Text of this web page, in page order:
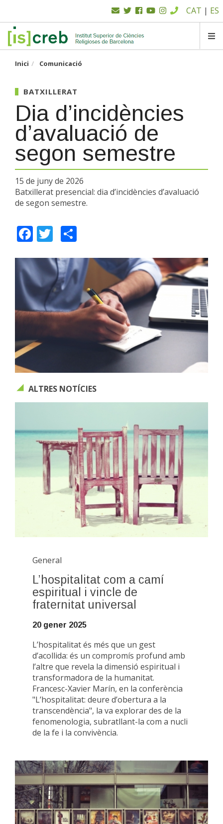
contingut
superior
SK
CAT | ES
Inici Comunicació
BATXILLERAT
Dia d’incidències
d’avaluació de
segon semestre
15 de juny de 2026
Batxillerat presencial: dia d’incidències d’avaluació
de segon semestre.
Facebook
Twitter
ALTRES NOTÍCIES
General
L’hospitalitat com a camí
espiritual i vincle de
fraternitat universal
20 gener 2025
L’hospitalitat és més que un gest
d’acollida: és un compromís profund amb
l’altre que revela la dimensió espiritual i
transformadora de la humanitat.
Francesc-Xavier Marín, en la conferència
"L’hospitalitat: deure d’obertura a la
transcendència", la va explorar des de la
fenomenologia, subratllant-la com a nucli
de la fe i la convivència.